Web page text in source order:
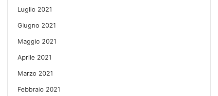
Luglio 2021
Giugno 2021
Maggio 2021
Aprile 2021
Marzo 2021
Febbraio 2021